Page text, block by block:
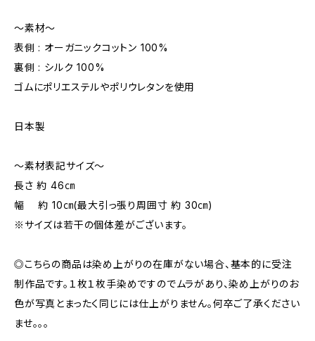
〜素材〜
表側 : オーガニックコットン 100%
裏側 : シルク 100%
ゴムにポリエステルやポリウレタンを使用
日本製
〜素材表記サイズ〜
長さ 約 46㎝
幅 約 10㎝(最大引っ張り周囲寸 約 30㎝)
※サイズは若干の個体差がございます。
◎こちらの商品は染め上がりの在庫がない場合、基本的に受注
制作品です。１枚１枚手染めですのでムラがあり、染め上がりのお
色が写真とまったく同じには仕上がりません。何卒ご了承ください
ませ。。。